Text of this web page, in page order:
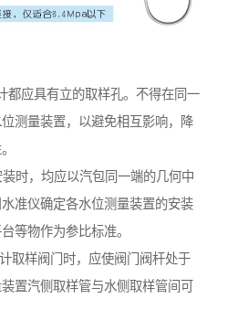
都应具有立的取样孔。不得在同一
测量装置，以避免相互影响，降
时，均应以汽包同一端的几何中
准仪确定各水位测量装置的安装
等物作为参比标准。
取样阀门时，应使阀门阀杆处于
置汽侧取样管与水侧取样管间可